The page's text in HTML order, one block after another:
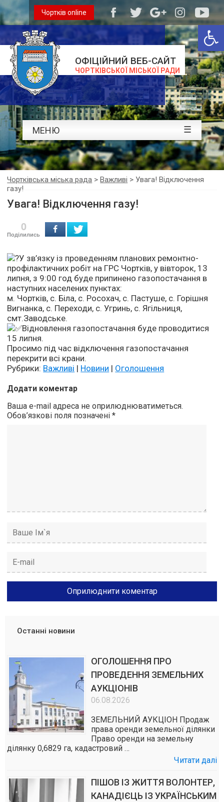
ОФІЦІЙНИЙ ВЕБ-САЙТ
ЧОРТКІВСЬКОЇ МІСЬКОЇ РАДИ
Чортків online
МЕНЮ ☰
Чортківська міська рада >Важливі > Увага! Відключення
газу!
Увага! Відключення газу!
0
Поділились
У зв’язку із проведенням планових ремонтно-
профілактичних робіт на ГРС Чортків, у вівторок, 13
липня, з 9:00 год буде припинено газопостачання в
наступних населених пунктах:
м. Чортків, с. Біла, с. Росохач, с. Пастуше, с. Горішня
Вигнанка, с. Переходи, с. Угринь, с. Ягільниця,
смт.Заводське.
Відновлення газопостачання буде проводитися
15 липня.
Просимо під час відключення газопостачання
перекрити всі крани.
Рубрики: Важливі | Новини | Оголошення
Додати коментар
Ваша e-mail адреса не оприлюднюватиметься.
Обов’язкові поля позначені*
Останні новини
ОГОЛОШЕННЯ ПРО
ПРОВЕДЕННЯ ЗЕМЕЛЬНИХ
АУКЦІОНІВ
06.08.2026
ЗЕМЕЛЬНИЙ АУКЦІОН Продаж
права оренди земельної ділянки
Право оренди на земельну
ділянку 0,6829 га, кадастровий …
Читати далі
ПІШОВ ІЗ ЖИТТЯ ВОЛОНТЕР,
КАНАДІЄЦЬ ІЗ УКРАЇНСЬКИМ